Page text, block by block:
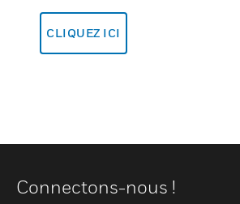
CLIQUEZ ICI
Connectons-nous !